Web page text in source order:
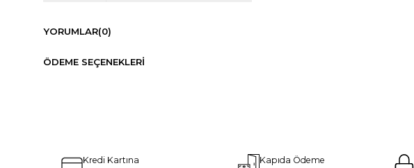
YORUMLAR(0)
ÖDEME SEÇENEKLERI
Kredi Kartına
Kapıda Ödeme